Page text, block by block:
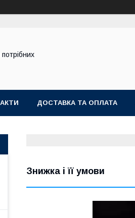
ДОСТАВКА ТА ОПЛАТА
Знижка і її умови